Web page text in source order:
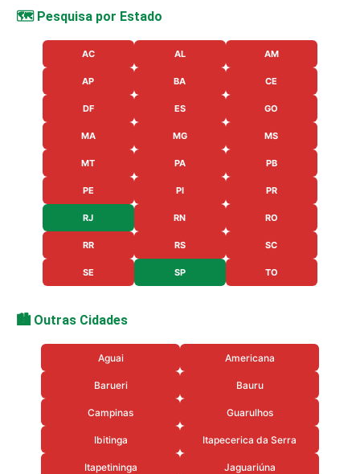
🗺️ Pesquisa por Estado
AC AL AM
AP BA CE
DF ES GO
MA MG MS
MT PA PB
PE PI PR
RJ RN RO
RR RS SC
SE SP TO
🏙️ Outras Cidades
Aguai Americana
Barueri Bauru
Campinas Guarulhos
Ibitinga Itapecerica da Serra
Itapetininga Jaguariúna